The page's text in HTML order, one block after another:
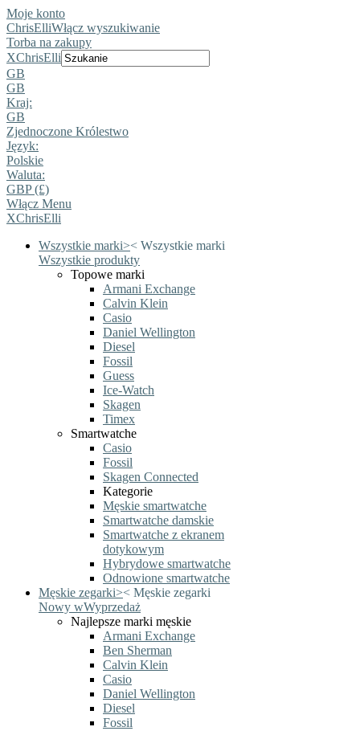
Moje konto
ChrisElliWłącz wyszukiwanie
Torba na zakupy
XChrisElli
GB
GB
Kraj:
GB
Zjednoczone Królestwo
Język:
Polskie
Waluta:
GBP (£)
Włącz Menu
XChrisElli
Wszystkie marki>< Wszystkie marki
Wszystkie produkty
Topowe marki
Armani Exchange
Calvin Klein
Casio
Daniel Wellington
Diesel
Fossil
Guess
Ice-Watch
Skagen
Timex
Smartwatche
Casio
Fossil
Skagen Connected
Kategorie
Męskie smartwatche
Smartwatche damskie
Smartwatche z ekranem
dotykowym
Hybrydowe smartwatche
Odnowione smartwatche
Męskie zegarki>< Męskie zegarki
Nowy wWyprzedaż
Najlepsze marki męskie
Armani Exchange
Ben Sherman
Calvin Klein
Casio
Daniel Wellington
Diesel
Fossil